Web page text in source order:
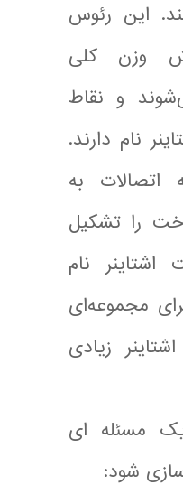
این رئوس
وزن کلی
و نقاط
نام دارند.
به
را تشکیل
نام
مجموعه‌ای
زیادی
مسئله ای
شود: